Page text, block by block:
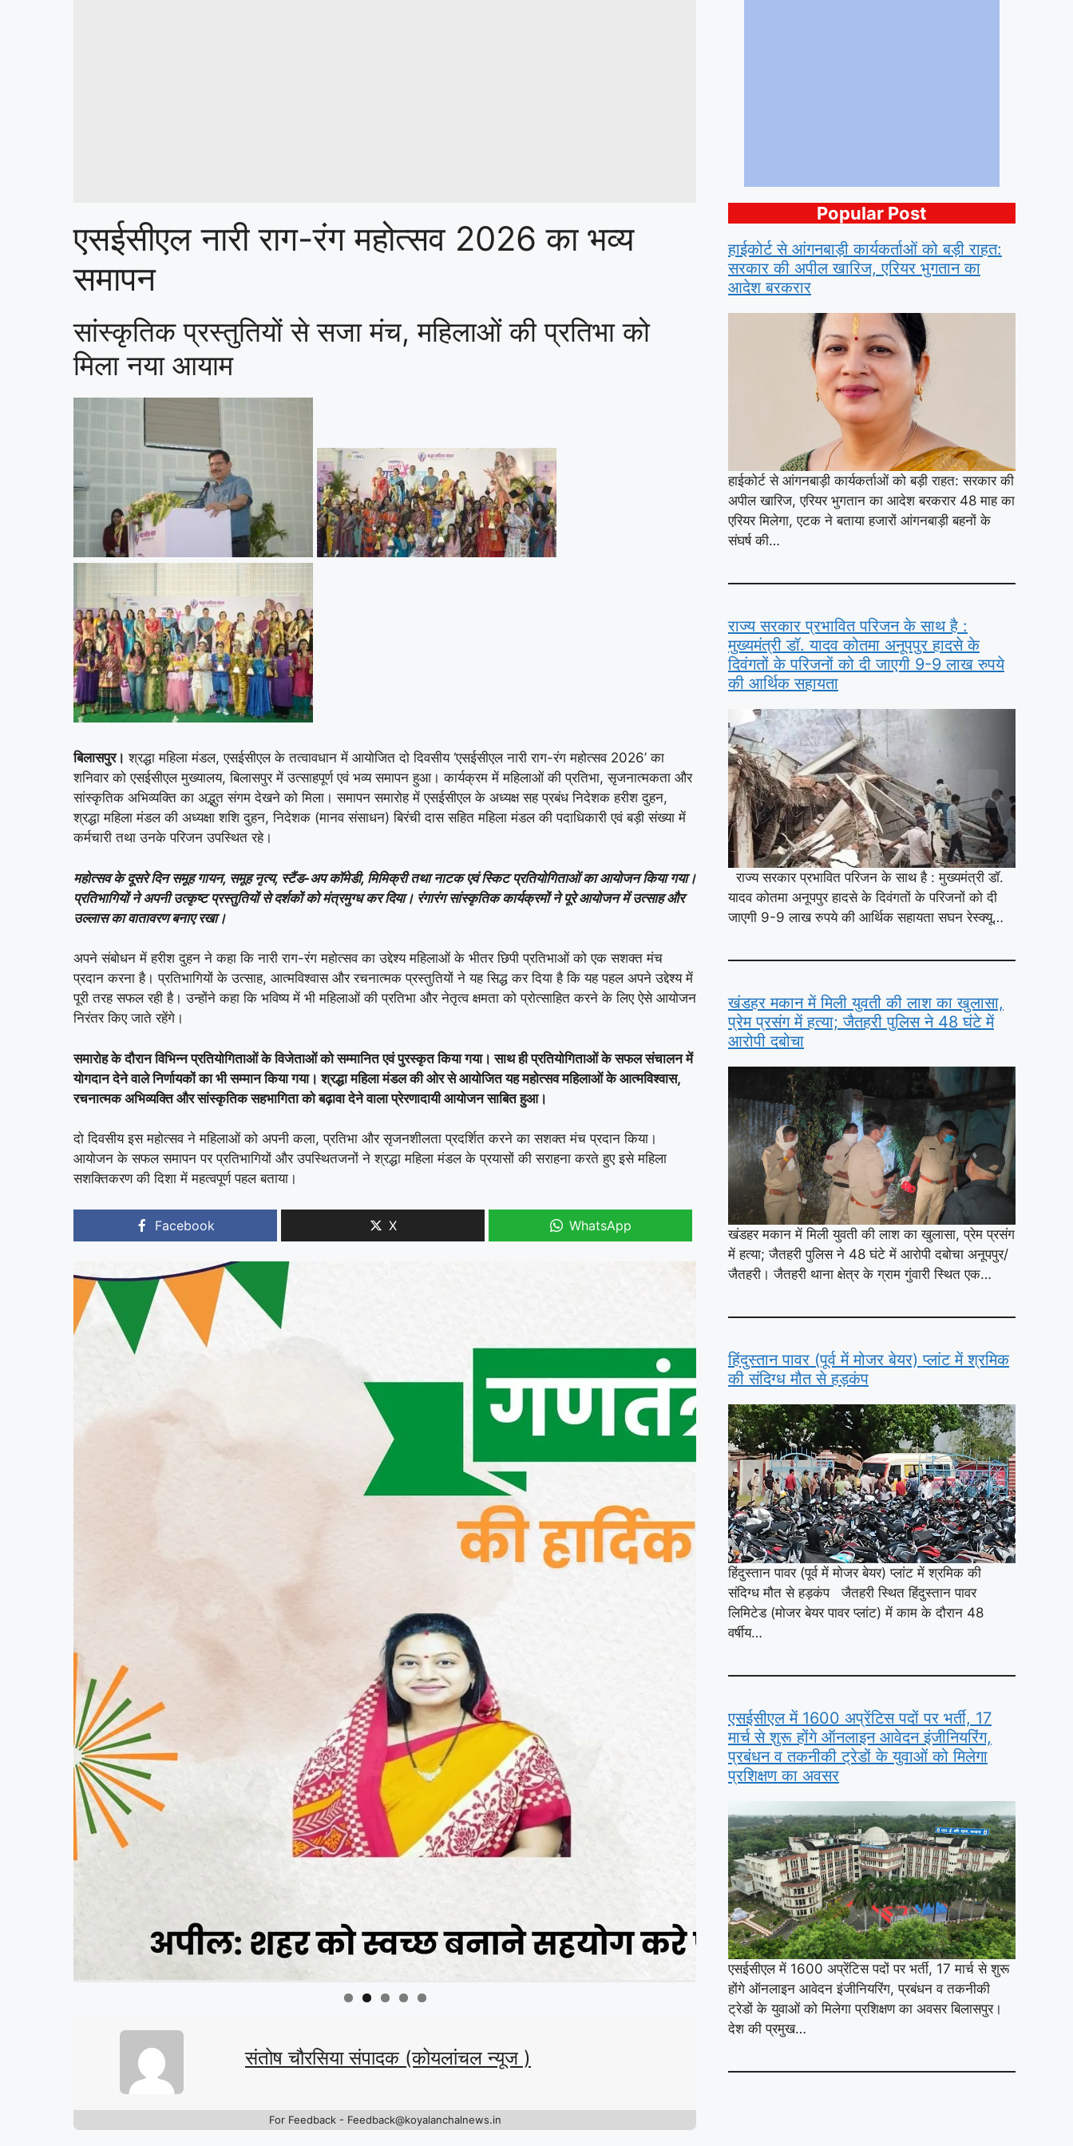
एसईसीएल नारी राग-रंग महोत्सव 2026 का भव्य
समापन
सांस्कृतिक प्रस्तुतियों से सजा मंच, महिलाओं की प्रतिभा को
मिला नया आयाम
बिलासपुर। श्रद्धा महिला मंडल, एसईसीएल के तत्वावधान में आयोजित दो दिवसीय ‘एसईसीएल नारी राग-रंग महोत्सव 2026’ का
शनिवार को एसईसीएल मुख्यालय, बिलासपुर में उत्साहपूर्ण एवं भव्य समापन हुआ। कार्यक्रम में महिलाओं की प्रतिभा, सृजनात्मकता और
सांस्कृतिक अभिव्यक्ति का अद्भुत संगम देखने को मिला। समापन समारोह में एसईसीएल के अध्यक्ष सह प्रबंध निदेशक हरीश दुहन,
श्रद्धा महिला मंडल की अध्यक्षा शशि दुहन, निदेशक (मानव संसाधन) बिरंची दास सहित महिला मंडल की पदाधिकारी एवं बड़ी संख्या में
कर्मचारी तथा उनके परिजन उपस्थित रहे।
महोत्सव के दूसरे दिन समूह गायन, समूह नृत्य, स्टैंड-अप कॉमेडी, मिमिक्री तथा नाटक एवं स्किट प्रतियोगिताओं का आयोजन किया गया।
प्रतिभागियों ने अपनी उत्कृष्ट प्रस्तुतियों से दर्शकों को मंत्रमुग्ध कर दिया। रंगारंग सांस्कृतिक कार्यक्रमों ने पूरे आयोजन में उत्साह और
उल्लास का वातावरण बनाए रखा।
अपने संबोधन में हरीश दुहन ने कहा कि नारी राग-रंग महोत्सव का उद्देश्य महिलाओं के भीतर छिपी प्रतिभाओं को एक सशक्त मंच
प्रदान करना है। प्रतिभागियों के उत्साह, आत्मविश्वास और रचनात्मक प्रस्तुतियों ने यह सिद्ध कर दिया है कि यह पहल अपने उद्देश्य में
पूरी तरह सफल रही है। उन्होंने कहा कि भविष्य में भी महिलाओं की प्रतिभा और नेतृत्व क्षमता को प्रोत्साहित करने के लिए ऐसे आयोजन
निरंतर किए जाते रहेंगे।
समारोह के दौरान विभिन्न प्रतियोगिताओं के विजेताओं को सम्मानित एवं पुरस्कृत किया गया। साथ ही प्रतियोगिताओं के सफल संचालन में
योगदान देने वाले निर्णायकों का भी सम्मान किया गया। श्रद्धा महिला मंडल की ओर से आयोजित यह महोत्सव महिलाओं के आत्मविश्वास,
रचनात्मक अभिव्यक्ति और सांस्कृतिक सहभागिता को बढ़ावा देने वाला प्रेरणादायी आयोजन साबित हुआ।
दो दिवसीय इस महोत्सव ने महिलाओं को अपनी कला, प्रतिभा और सृजनशीलता प्रदर्शित करने का सशक्त मंच प्रदान किया।
आयोजन के सफल समापन पर प्रतिभागियों और उपस्थितजनों ने श्रद्धा महिला मंडल के प्रयासों की सराहना करते हुए इसे महिला
सशक्तिकरण की दिशा में महत्वपूर्ण पहल बताया।
Facebook X WhatsApp
संतोष चौरसिया संपादक (कोयलांचल न्यूज )
For Feedback - Feedback@koyalanchalnews.in
Popular Post
हाईकोर्ट से आंगनबाड़ी कार्यकर्ताओं को बड़ी राहत:
सरकार की अपील खारिज, एरियर भुगतान का
आदेश बरकरार
हाईकोर्ट से आंगनबाड़ी कार्यकर्ताओं को बड़ी राहत: सरकार की
अपील खारिज, एरियर भुगतान का आदेश बरकरार 48 माह का
एरियर मिलेगा, एटक ने बताया हजारों आंगनबाड़ी बहनों के
संघर्ष की…
राज्य सरकार प्रभावित परिजन के साथ है :
मुख्यमंत्री डॉ. यादव कोतमा अनूपपुर हादसे के
दिवंगतों के परिजनों को दी जाएगी 9-9 लाख रुपये
की आर्थिक सहायता
राज्य सरकार प्रभावित परिजन के साथ है : मुख्यमंत्री डॉ.
यादव कोतमा अनूपपुर हादसे के दिवंगतों के परिजनों को दी
जाएगी 9-9 लाख रुपये की आर्थिक सहायता सघन रेस्क्यू…
खंडहर मकान में मिली युवती की लाश का खुलासा,
प्रेम प्रसंग में हत्या; जैतहरी पुलिस ने 48 घंटे में
आरोपी दबोचा
खंडहर मकान में मिली युवती की लाश का खुलासा, प्रेम प्रसंग
में हत्या; जैतहरी पुलिस ने 48 घंटे में आरोपी दबोचा अनूपपुर/
जैतहरी। जैतहरी थाना क्षेत्र के ग्राम गुंवारी स्थित एक…
हिंदुस्तान पावर (पूर्व में मोजर बेयर) प्लांट में श्रमिक
की संदिग्ध मौत से हड़कंप
हिंदुस्तान पावर (पूर्व में मोजर बेयर) प्लांट में श्रमिक की
संदिग्ध मौत से हड़कंप जैतहरी स्थित हिंदुस्तान पावर
लिमिटेड (मोजर बेयर पावर प्लांट) में काम के दौरान 48
वर्षीय…
एसईसीएल में 1600 अप्रेंटिस पदों पर भर्ती, 17
मार्च से शुरू होंगे ऑनलाइन आवेदन इंजीनियरिंग,
प्रबंधन व तकनीकी ट्रेडों के युवाओं को मिलेगा
प्रशिक्षण का अवसर
एसईसीएल में 1600 अप्रेंटिस पदों पर भर्ती, 17 मार्च से शुरू
होंगे ऑनलाइन आवेदन इंजीनियरिंग, प्रबंधन व तकनीकी
ट्रेडों के युवाओं को मिलेगा प्रशिक्षण का अवसर बिलासपुर।
देश की प्रमुख…